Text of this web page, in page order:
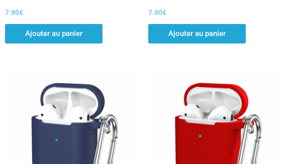
7.90€
Ajouter au panier
7.90€
Ajouter au panier